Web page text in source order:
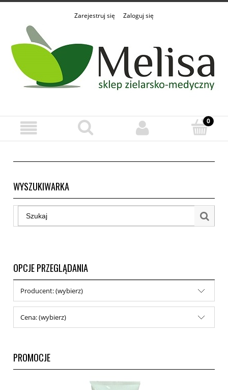
Zarejestruj się Zaloguj się
WYSZUKIWARKA
OPCJE PRZEGLĄDANIA
Producent: (wybierz)
Cena: (wybierz)
PROMOCJE